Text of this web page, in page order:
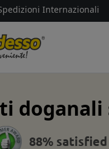
Internazionali
88%